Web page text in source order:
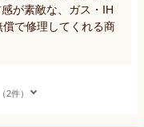
が素敵な、ガス・IH
で修理してくれる商
2件）